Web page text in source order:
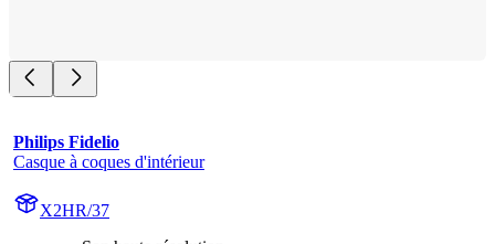
Philips Fidelio
Casque à coques d'intérieur
X2HR/37